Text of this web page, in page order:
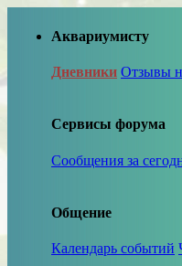
Аквариумисту
Дневники Отзывы
Сервисы форума
Сообщения за
Общение
Календарь событий